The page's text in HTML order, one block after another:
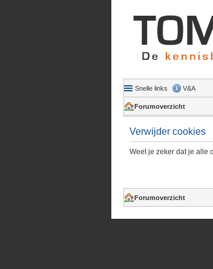
Snelle links V&A
Forumoverzicht
Verwijder cookies
Weet je zeker dat je alle
Forumoverzicht